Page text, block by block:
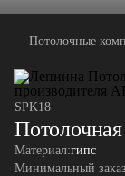
Потолочные
SPK18
Материал:гипс
Минимальный